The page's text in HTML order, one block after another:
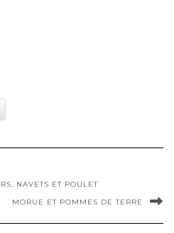
NAVETS ET POULET
MORUE ET POMMES DE TERRE